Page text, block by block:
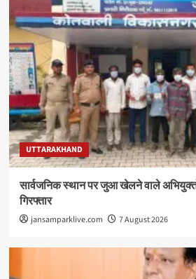
UTTARAKHAND
सार्वजनिक स्थान पर जुआ खेलने वाले
गिरफ्तार
jansamparklive.com 7 August 2026